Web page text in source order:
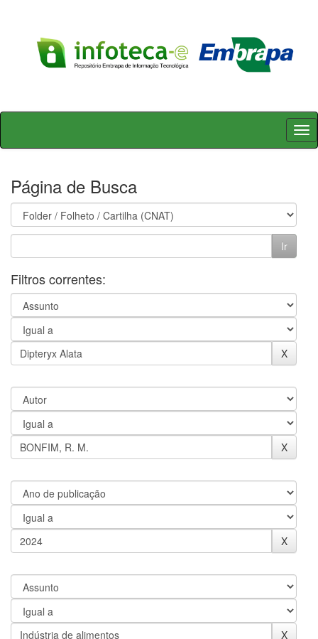
Skip
Página de Busca
Filtros correntes: